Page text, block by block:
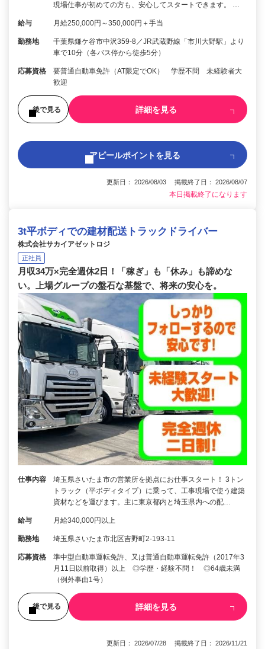
現場仕事が初めての方も、安心してスタートできます。 …
給与 月給250,000円～350,000円＋手当
勤務地
千葉県鎌ケ谷市中沢359-8／JR武蔵野線「市川大野駅」より
車で10分（各バス停から徒歩5分）
応募資格
要普通自動車免許（AT限定でOK） 学歴不問 未経験者大
歓迎
後で見る 詳細を見る
アピールポイントを見る
更新日： 2026/08/03 掲載終了日： 2026/08/07
本日掲載終了になります
3t平ボディでの建材配送トラックドライバー
株式会社サカイアゼットロジ
正社員
月収34万×完全週休2日！「稼ぎ」も「休み」も諦めな
い。上場グループの盤石な基盤で、将来の安心を。
仕事内容
埼玉県さいたま市の営業所を拠点にお仕事スタート！ 3トン
トラック（平ボディタイプ）に乗って、工事現場で使う建築
資材などを運びます。主に東京都内と埼玉県内への配…
給与 月給340,000円以上
勤務地 埼玉県さいたま市北区吉野町2-193-11
応募資格
準中型自動車運転免許、又は普通自動車運転免許（2017年3
月11日以前取得）以上 ◎学歴・経験不問！ ◎64歳未満
（例外事由1号）
後で見る 詳細を見る
更新日： 2026/07/28 掲載終了日： 2026/11/21